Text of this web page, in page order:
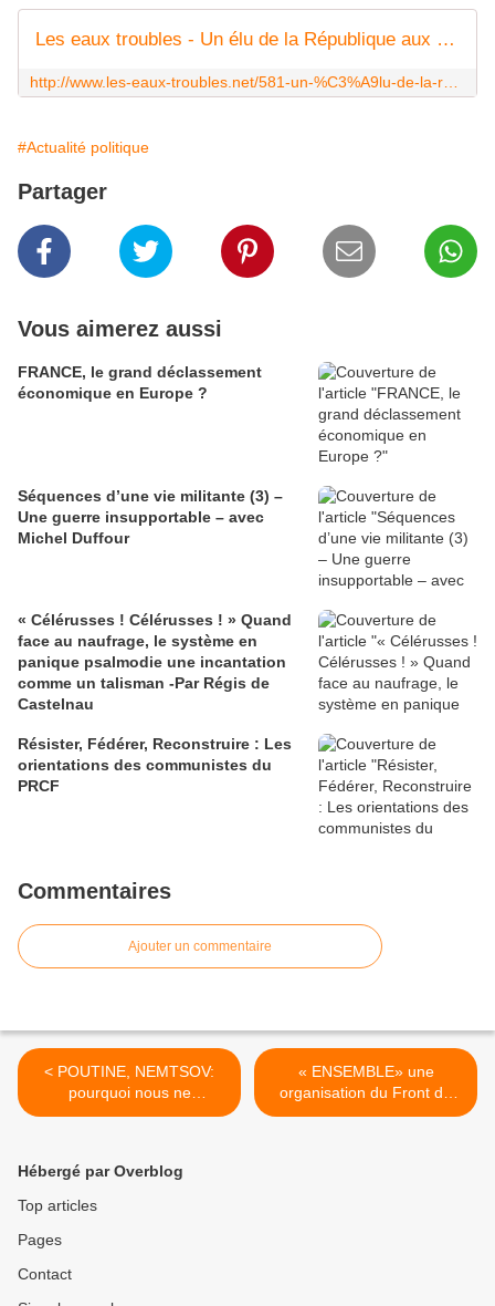
Les eaux troubles - Un élu de la République aux ordres de Veolia ?
#Actualité politique
Partager
Vous aimerez aussi
FRANCE, le grand déclassement
économique en Europe ?
Séquences d’une vie militante (3) –
Une guerre insupportable – avec
Michel Duffour
« Célérusses ! Célérusses ! » Quand
face au naufrage, le système en
panique psalmodie une incantation
comme un talisman -Par Régis de
Castelnau
Résister, Fédérer, Reconstruire : Les
orientations des communistes du
PRCF
Commentaires
Ajouter un commentaire
< POUTINE, NEMTSOV:
pourquoi nous ne
comprenons rien à la
« ENSEMBLE» une
organisation du Front de
Gauche soutien de
Hébergé par Overblog
Top articles
Pages
Contact